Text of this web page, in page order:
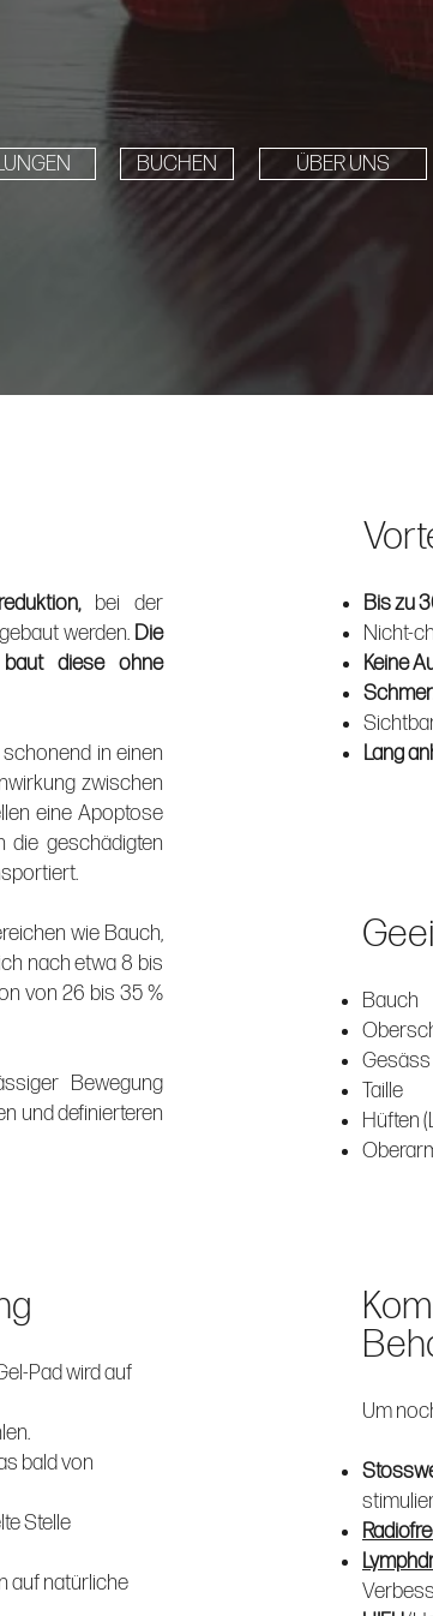
BUCHEN ÜBER UNS
bei der
werden. Die
diese ohne
in einen
zwischen
eine Apoptose
die geschädigten
wie Bauch,
nach etwa 8 bis
von 26 bis 35 %
Bewegung
und definierteren
Pad wird auf
bald von
Stelle
auf natürliche
Bis zu
Nicht-
Keine
Lang
Bauch
Gesäss
Taille
Hüften
Um